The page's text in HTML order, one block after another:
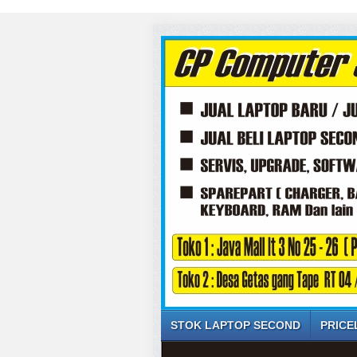
STOK LAPTOP SECOND